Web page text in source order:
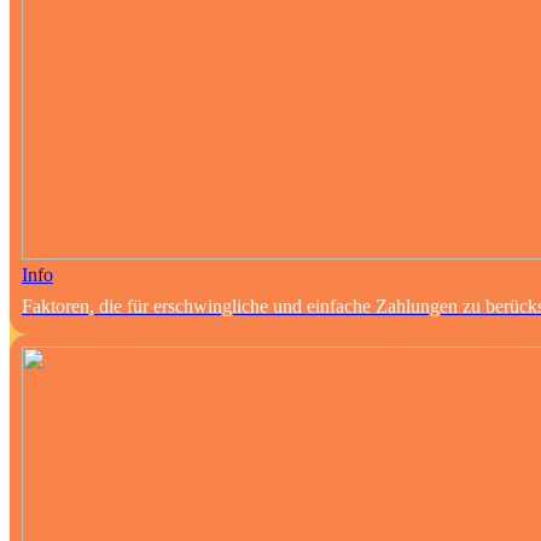
Info
Faktoren, die für erschwingliche und einfache Zahlungen zu